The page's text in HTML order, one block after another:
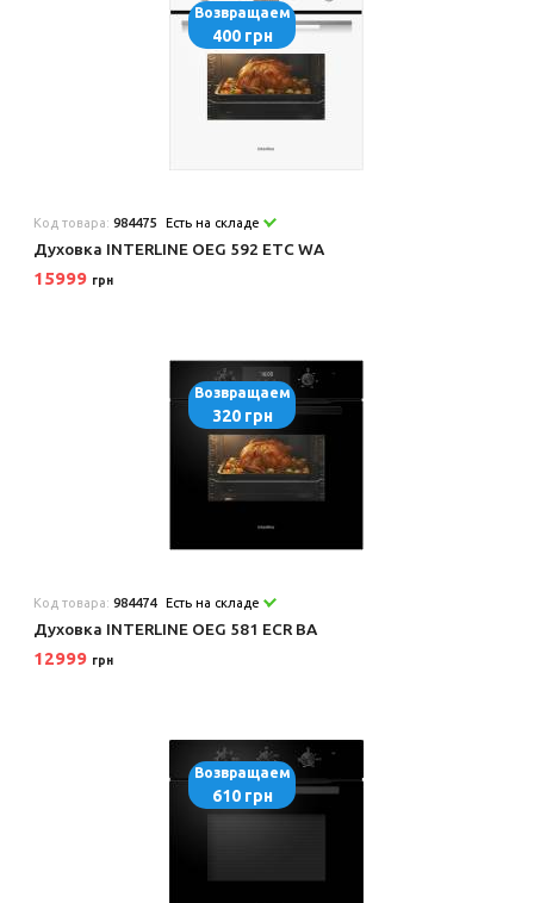
Возвращаем
400 грн
Код товара:984475 Есть на складе
Духовка INTERLINE OEG 592 ETC WA
15999 грн
Возвращаем
320 грн
Код товара:984474 Есть на складе
Духовка INTERLINE OEG 581 ECR BA
12999 грн
Возвращаем
610 грн